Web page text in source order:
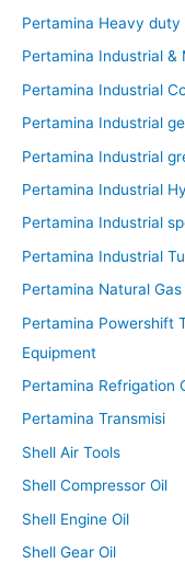
Pertamina Heavy duty
Pertamina Industrial &
Pertamina Industrial
Pertamina Industrial
Pertamina Industrial
Pertamina Industrial
Pertamina Industrial
Pertamina Industrial
Pertamina Natural Gas
Pertamina Powershift
Equipment
Pertamina Refrigation
Pertamina Transmisi
Shell Air Tools
Shell Compressor Oil
Shell Engine Oil
Shell Gear Oil